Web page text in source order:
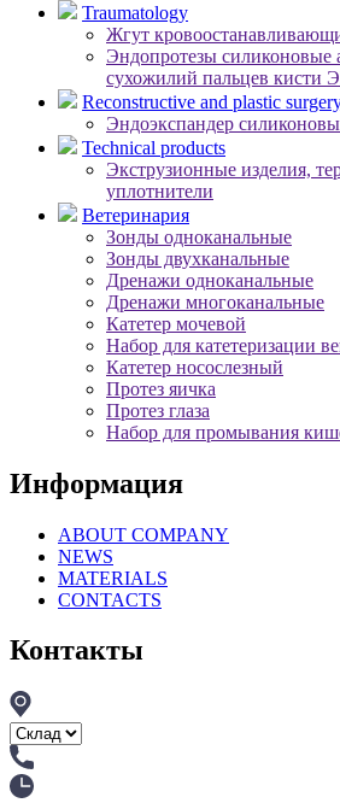
Traumatology
Жгут
Эндопротезы силиконовые
сухожилий пальцев кисти
Reconstructive and plastic
Эндоэкспандер
Technical products
Экструзионные изделия,
уплотнители
Ветеринария
Зонды одноканальные
Зонды двухканальные
Дренажи одноканальные
Дренажи многоканальные
Катетер мочевой
Набор для катетеризации
Катетер носослезный
Протез яичка
Протез глаза
Набор для промывания
Информация
ABOUT COMPANY
NEWS
MATERIALS
CONTACTS
Контакты